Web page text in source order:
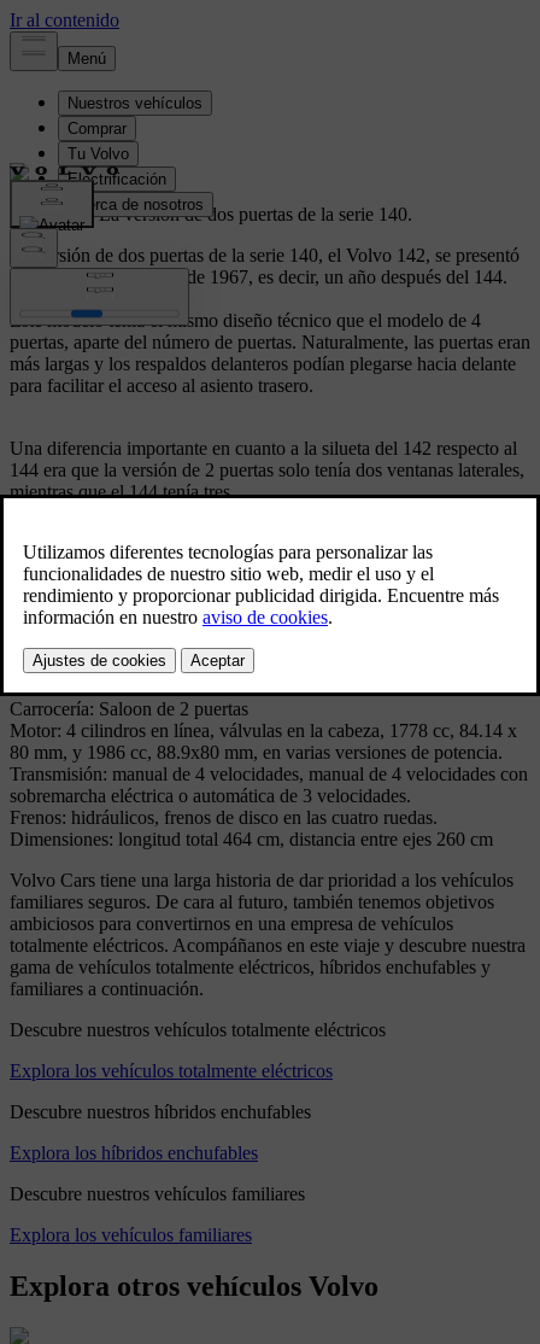
Volvo 142.
La versión de dos puertas de la serie 140.
La versión de dos puertas de la serie 140, el Volvo 142, se presentó
a principios del verano de 1967, es decir, un año después del 144.
Este modelo tenía el mismo diseño técnico que el modelo de 4
puertas, aparte del número de puertas. Naturalmente, las puertas eran
más largas y los respaldos delanteros podían plegarse hacia delante
para facilitar el acceso al asiento trasero.
Una diferencia importante en cuanto a la silueta del 142 respecto al
144 era que la versión de 2 puertas solo tenía dos ventanas laterales,
mientras que el 144 tenía tres.
correspondiente de 4 puertas, y el auto era también unos 40 kg más
ligero.
Especificaciones técnicas
Model: 142
Producido: 1967 - 1974
Carrocería: Saloon de 2 puertas
Motor: 4 cilindros en línea, válvulas en la cabeza, 1778 cc, 84.14 x
80 mm, y 1986 cc, 88.9x80 mm, en varias versiones de potencia.
Transmisión: manual de 4 velocidades, manual de 4 velocidades con
sobremarcha eléctrica o automática de 3 velocidades.
Frenos: hidráulicos, frenos de disco en las cuatro ruedas.
Dimensiones: longitud total 464 cm, distancia entre ejes 260 cm
Volvo Cars tiene una larga historia de dar prioridad a los vehículos
familiares seguros. De cara al futuro, también tenemos objetivos
ambiciosos para convertirnos en una empresa de vehículos
totalmente eléctricos. Acompáñanos en este viaje y descubre nuestra
gama de vehículos totalmente eléctricos, híbridos enchufables y
familiares a continuación.
Descubre nuestros vehículos totalmente eléctricos
Explora los vehículos totalmente eléctricos
Descubre nuestros híbridos enchufables
Explora los híbridos enchufables
Descubre nuestros vehículos familiares
Explora los vehículos familiares
Explora otros vehículos Volvo